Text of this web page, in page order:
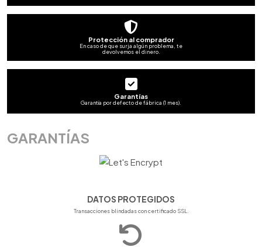
Protección al comprador
En caso de que surja algún problema, te
devolvemos el dinero.
Garantías
Garantía por defecto de fábrica (1 mes).
GARANTÍAS
DATOS PROTEGIDOS
Transacciones blindadas con certificado SSL.